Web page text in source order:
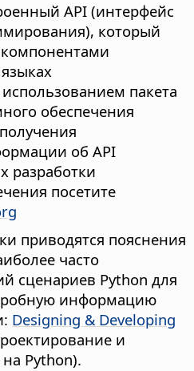
API (интерфейс
который
компонентами
пакета
обеспечения
об API
разработки
посетите
приводятся пояснения
часто
сценариев Python для
информацию
Designing & Developing
и
Python).